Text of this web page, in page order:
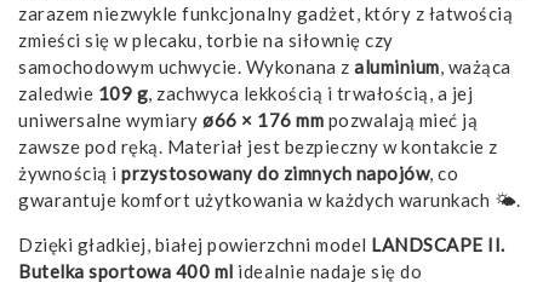
zarazem niezwykle funkcjonalny gadżet, który z łatwością
zmieści się w plecaku, torbie na siłownię czy
samochodowym uchwycie. Wykonana z aluminium, ważąca
zaledwie 109 g, zachwyca lekkością i trwałością, a jej
uniwersalne wymiary ø66 × 176 mm pozwalają mieć ją
zawsze pod ręką. Materiał jest bezpieczny w kontakcie z
żywnością i przystosowany do zimnych napojów, co
gwarantuje komfort użytkowania w każdych warunkach 🌤️.
Dzięki gładkiej, białej powierzchni model LANDSCAPE II.
Butelka sportowa 400 ml idealnie nadaje się do